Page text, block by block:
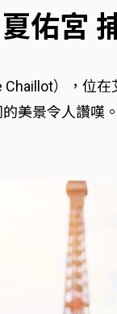
佑宮
），位
美景令人讚嘆。